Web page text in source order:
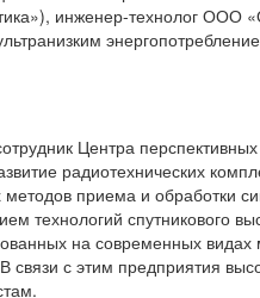
инженер-технолог ООО
Центра
радиотехнических
приема и обработки
технологий спутникового
на современных
связи с этим предприятия